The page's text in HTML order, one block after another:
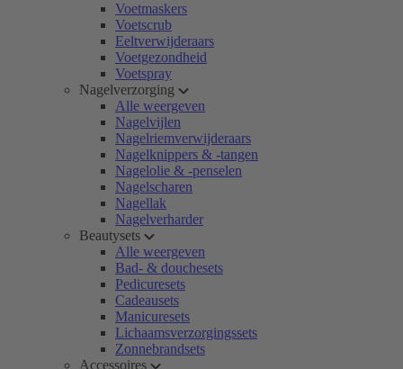
Voetmaskers
Voetscrub
Eeltverwijderaars
Voetgezondheid
Voetspray
Nagelverzorging
Alle weergeven
Nagelvijlen
Nagelriemverwijderaars
Nagelknippers & -tangen
Nagelolie & -penselen
Nagelscharen
Nagellak
Nagelverharder
Beautysets
Alle weergeven
Bad- & douchesets
Pedicuresets
Cadeausets
Manicuresets
Lichaamsverzorgingssets
Zonnebrandsets
Accessoires